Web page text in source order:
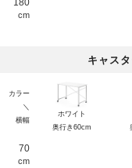
180
cm
キャス
カラー
＼
横幅
ホワイト
奥行き60cm
70
cm